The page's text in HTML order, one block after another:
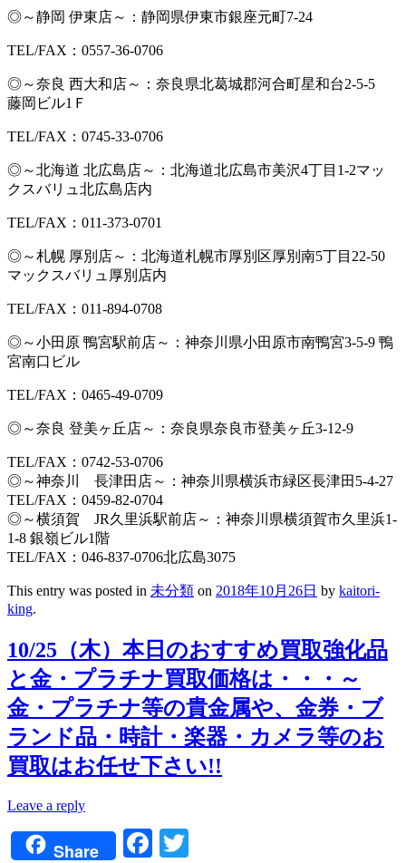
◎～静岡 伊東店～：静岡県伊東市銀座元町7-24
TEL/FAX：0557-36-0706
◎～奈良 西大和店～：奈良県北葛城郡河合町星和台2-5-5
藤岡ビル1Ｆ
TEL/FAX：0745-33-0706
◎～北海道 北広島店～：北海道北広島市美沢4丁目1-2マッ
クスバリュ北広島店内
TEL/FAX：011-373-0701
◎～札幌 厚別店～：北海道札幌市厚別区厚別南5丁目22-50
マックスバリュ厚別店内
TEL/FAX：011-894-0708
◎～小田原 鴨宮駅前店～：神奈川県小田原市南鴨宮3-5-9 鴨
宮南口ビル
TEL/FAX：0465-49-0709
◎～奈良 登美ヶ丘店～：奈良県奈良市登美ヶ丘3-12-9
TEL/FAX：0742-53-0706
◎～神奈川 長津田店～：神奈川県横浜市緑区長津田5-4-27
TEL/FAX：0459-82-0704
◎～横須賀 JR久里浜駅前店～：神奈川県横須賀市久里浜1-
1-8 銀嶺ビル1階
TEL/FAX：046-837-0706北広島3075
This entry was posted in 未分類 on 2018年10月26日 by kaitori-
king.
10/25（木）本日のおすすめ買取強化品
と金・プラチナ買取価格は・・・～
金・プラチナ等の貴金属や、金券・ブ
ランド品・時計・楽器・カメラ等のお
買取はお任せ下さい!!
Leave a reply
Share Facebook